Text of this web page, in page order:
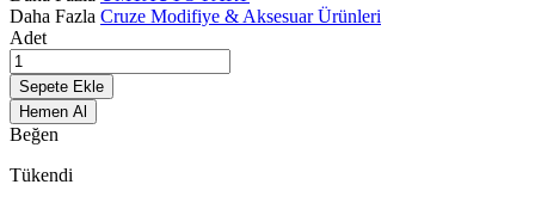
Daha Fazla Cruze Modifiye & Aksesuar Ürünleri
Adet
Sepete Ekle
Hemen Al
Beğen
Tükendi